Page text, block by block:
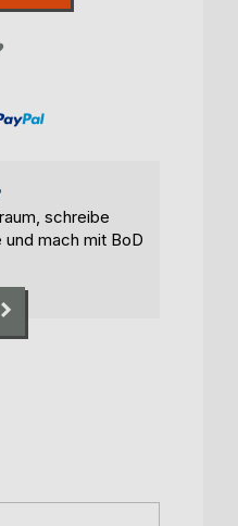
schreibe
mach mit BoD